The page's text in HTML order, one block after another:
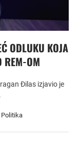
ODLUKU KOJA
REM-OM
Đilas izjavio je
Politika